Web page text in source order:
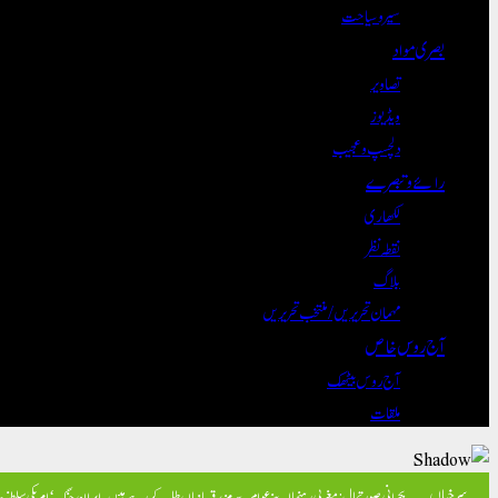
سیر و سیاحت
بصری مواد
تصاویر
ویڈیوز
دلچسپ و عجیب
رائے و تبصرے
لکھاری
نقطہ نظر
بلاگ
مہمان تحریریں / منتخب تحریریں
آج روس خاص
آج روس بیٹھک
ملقات